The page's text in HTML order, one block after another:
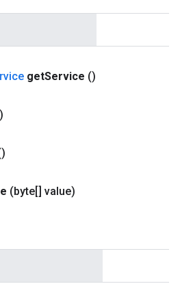
getService ()
(byte[] value)